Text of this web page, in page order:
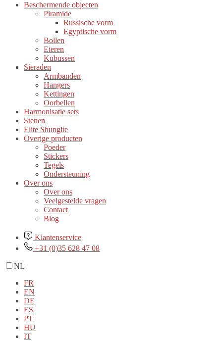
Beschermende objecten
Piramide
Russische vorm
Egyptische vorm
Bollen
Eieren
Kubussen
Sieraden
Armbanden
Hangers
Kettingen
Oorbellen
Harmonisatie sets
Stenen
Elite Shungite
Overige producten
Poeder
Stickers
Tegels
Ondersteuning
Over ons
Over ons
Veelgestelde vragen
Contact
Blog
Klantenservice
+31 (0)35 628 47 08
NL
FR
EN
DE
ES
PT
HU
IT